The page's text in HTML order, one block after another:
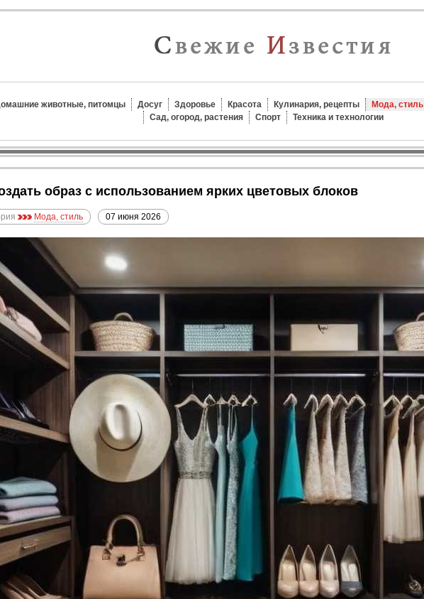
животные, питомцы Досуг Здоровье Красота Кулинария, рецепты Мода, стиль
Сад, огород, растения
Спорт Техника и технологии
образ с использованием ярких цветовых блоков
Мода, стиль 07 июня 2026